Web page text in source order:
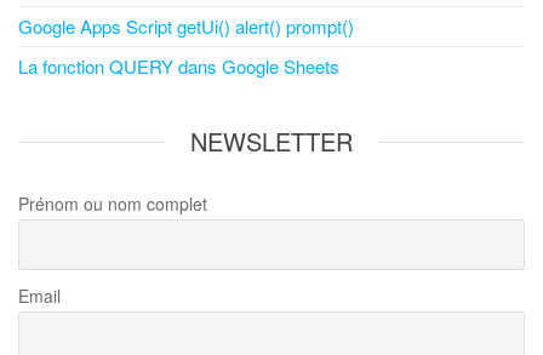
Google Apps Script getUi() alert() prompt()
La fonction QUERY dans Google Sheets
NEWSLETTER
Prénom ou nom complet
Email